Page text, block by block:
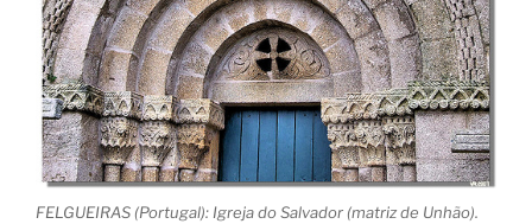
FELGUEIRAS (Portugal): Igreja do Salvador (matriz de Unhão).